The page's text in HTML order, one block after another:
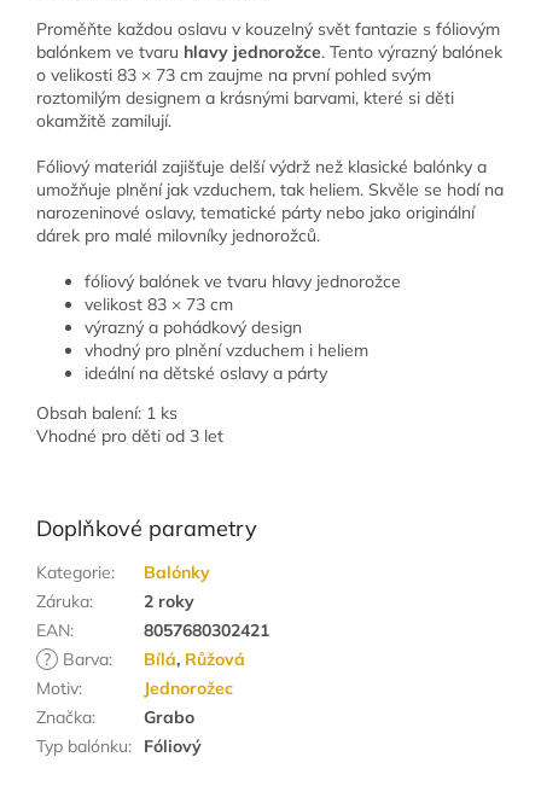
Proměňte každou oslavu v kouzelný svět fantazie s fóliovým
balónkem ve tvaru hlavy jednorožce. Tento výrazný balónek
o velikosti 83 × 73 cm zaujme na první pohled svým
roztomilým designem a krásnými barvami, které si děti
okamžitě zamilují.
Fóliový materiál zajišťuje delší výdrž než klasické balónky a
umožňuje plnění jak vzduchem, tak heliem. Skvěle se hodí na
narozeninové oslavy, tematické párty nebo jako originální
dárek pro malé milovníky jednorožců.
fóliový balónek ve tvaru hlavy jednorožce
velikost 83 × 73 cm
výrazný a pohádkový design
vhodný pro plnění vzduchem i heliem
ideální na dětské oslavy a párty
Obsah balení: 1 ks
Vhodné pro děti od 3 let
Doplňkové parametry
Kategorie:
Balónky
Záruka:
2 roky
EAN:
8057680302421
?
Barva: Bílá, Růžová
Motiv:
Jednorožec
Značka:
Grabo
Typ balónku: Fóliový